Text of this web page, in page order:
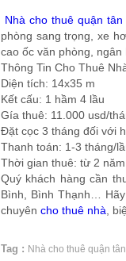
Nhà cho thuê quận tân
phòng sang trọng, xe
cao ốc văn phòng,
Thông Tin Cho Thuê
Diện tích: 14x35 m
Kết cấu: 1 hầm 4 lầu
Gía thuê: 11.000 usd/
Đặt cọc 3 tháng đối với
Thanh toán: 1-3 tháng/
Thời gian thuê: từ 2
Quý khách hàng cần
Bình, Bình Thạnh…
chuyên cho thuê nhà ,
Tag : Nhà cho thuê quận